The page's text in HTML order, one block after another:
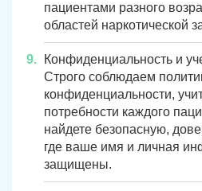
пациентами разного
областей наркотической
Конфиденциальность и
Строго соблюдаем
конфиденциальности,
потребности каждого
найдете безопасную,
где ваше имя и личная
защищены.